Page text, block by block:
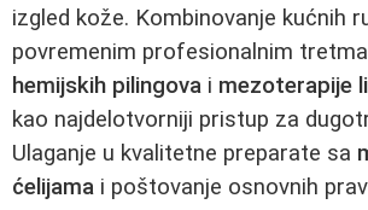
izgled kože. Kombinovanje kućnih
povremenim profesionalnim
hemijskih pilingova i mezoterapije
kao najdelotvorniji pristup za
Ulaganje u kvalitetne preparate sa
ćelijama i poštovanje osnovnih